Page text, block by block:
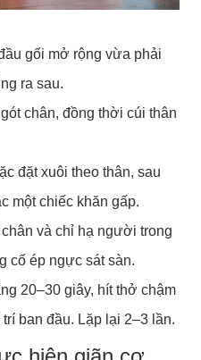
gối mở rộng vừa phải
ra sau.
chân, đồng thời cúi thân
đặt xuôi theo thân, sau
một chiếc khăn gấp.
và chỉ hạ người trong
cố ép ngực sát sàn.
20–30 giây, hít thở chậm
ban đầu. Lặp lại 2–3 lần.